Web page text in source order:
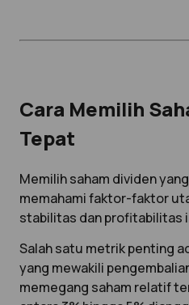
Cara Memilih
Tepat
Memilih saham dividen
memahami faktor-faktor
stabilitas dan profitabilitas
Salah satu metrik penting
yang mewakili
memegang saham relatif